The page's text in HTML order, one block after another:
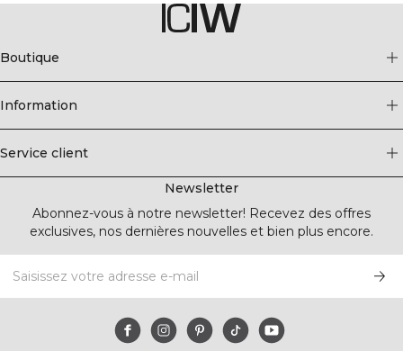
Boutique
Information
Service client
Newsletter
Abonnez-vous à notre newsletter! Recevez des offres
exclusives, nos dernières nouvelles et bien plus encore.